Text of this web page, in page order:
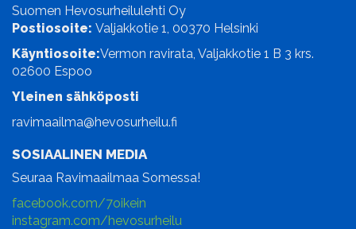
Suomen Hevosurheilulehti Oy
Postiosoite: Valjakkotie 1, 00370 Helsinki
Käyntiosoite:Vermon ravirata, Valjakkotie 1 B 3 krs.
02600 Espoo
Yleinen sähköposti
ravimaailma@hevosurheilu.fi
SOSIAALINEN MEDIA
Seuraa Ravimaailmaa Somessa!
facebook.com/7oikein
instagram.com/hevosurheilu